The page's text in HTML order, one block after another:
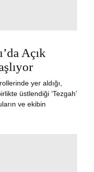
Açık
yer aldığı,
üstlendiği ‘Tezgah’
ve ekibin